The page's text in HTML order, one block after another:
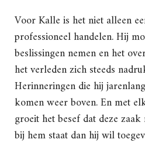
Voor Kalle is het niet alleen
professioneel handelen. Hij
beslissingen nemen en het
het verleden zich steeds
Herinneringen die hij
komen weer boven. En met
groeit het besef dat deze
bij hem staat dan hij wil